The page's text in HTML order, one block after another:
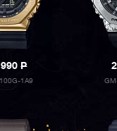
990P
1A9